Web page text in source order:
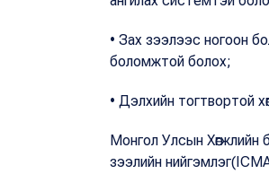
• Зах зээлээс ногоон
боломжтой болох;
• Дэлхийн тогтвортой
Монгол Улсын Хөгжлийн
зээлийн